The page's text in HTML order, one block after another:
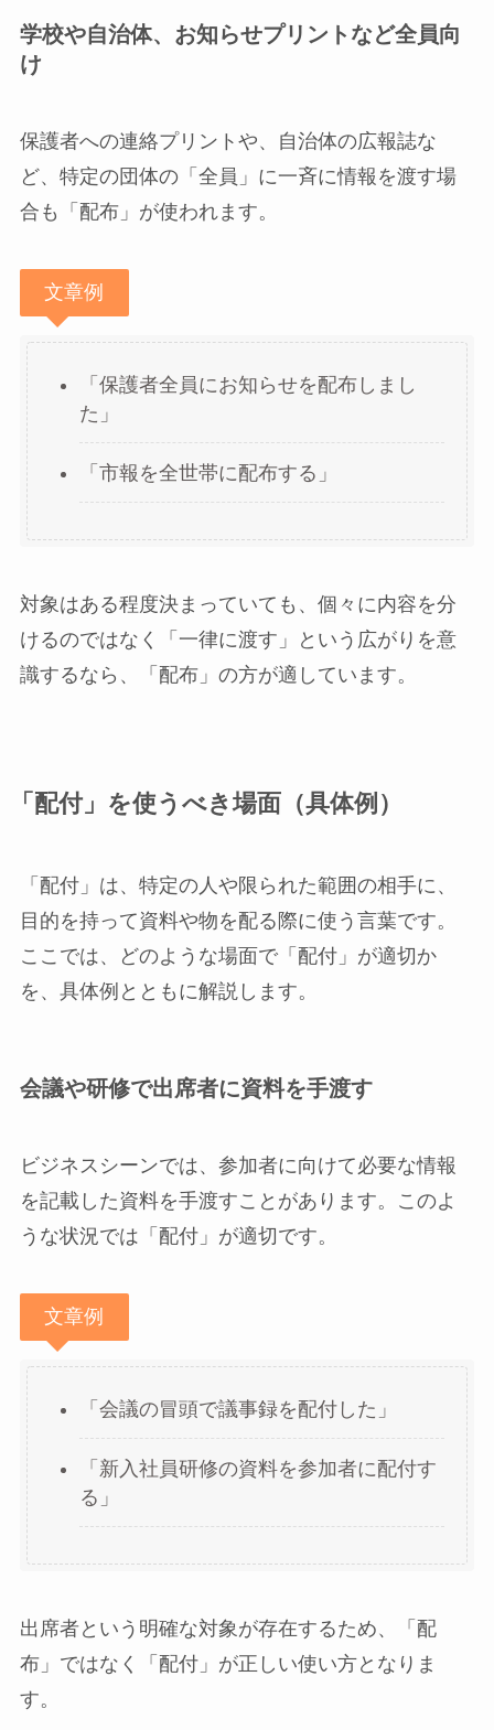
学校や自治体、お知らせプリントなど全員向
け
保護者への連絡プリントや、自治体の広報誌な
ど、特定の団体の「全員」に一斉に情報を渡す場
合も「配布」が使われます。
文章例
「保護者全員にお知らせを配布しまし
た」
「市報を全世帯に配布する」
対象はある程度決まっていても、個々に内容を分
けるのではなく「一律に渡す」という広がりを意
識するなら、「配布」の方が適しています。
「配付」を使うべき場面（具体例）
「配付」は、特定の人や限られた範囲の相手に、
目的を持って資料や物を配る際に使う言葉です。
ここでは、どのような場面で「配付」が適切か
を、具体例とともに解説します。
会議や研修で出席者に資料を手渡す
ビジネスシーンでは、参加者に向けて必要な情報
を記載した資料を手渡すことがあります。このよ
うな状況では「配付」が適切です。
文章例
「会議の冒頭で議事録を配付した」
「新入社員研修の資料を参加者に配付す
る」
出席者という明確な対象が存在するため、「配
布」ではなく「配付」が正しい使い方となりま
す。